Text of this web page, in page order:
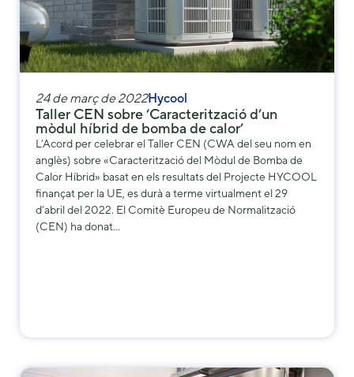
24 de març de 2022Hycool
Taller CEN sobre ‘Caracterització d’un
mòdul híbrid de bomba de calor’
L’Acord per celebrar el Taller CEN (CWA del seu nom en
anglès) sobre «Caracterització del Mòdul de Bomba de
Calor Híbrid» basat en els resultats del Projecte HYCOOL
finançat per la UE, es durà a terme virtualment el 29
d’abril del 2022. El Comitè Europeu de Normalització
(CEN) ha donat…